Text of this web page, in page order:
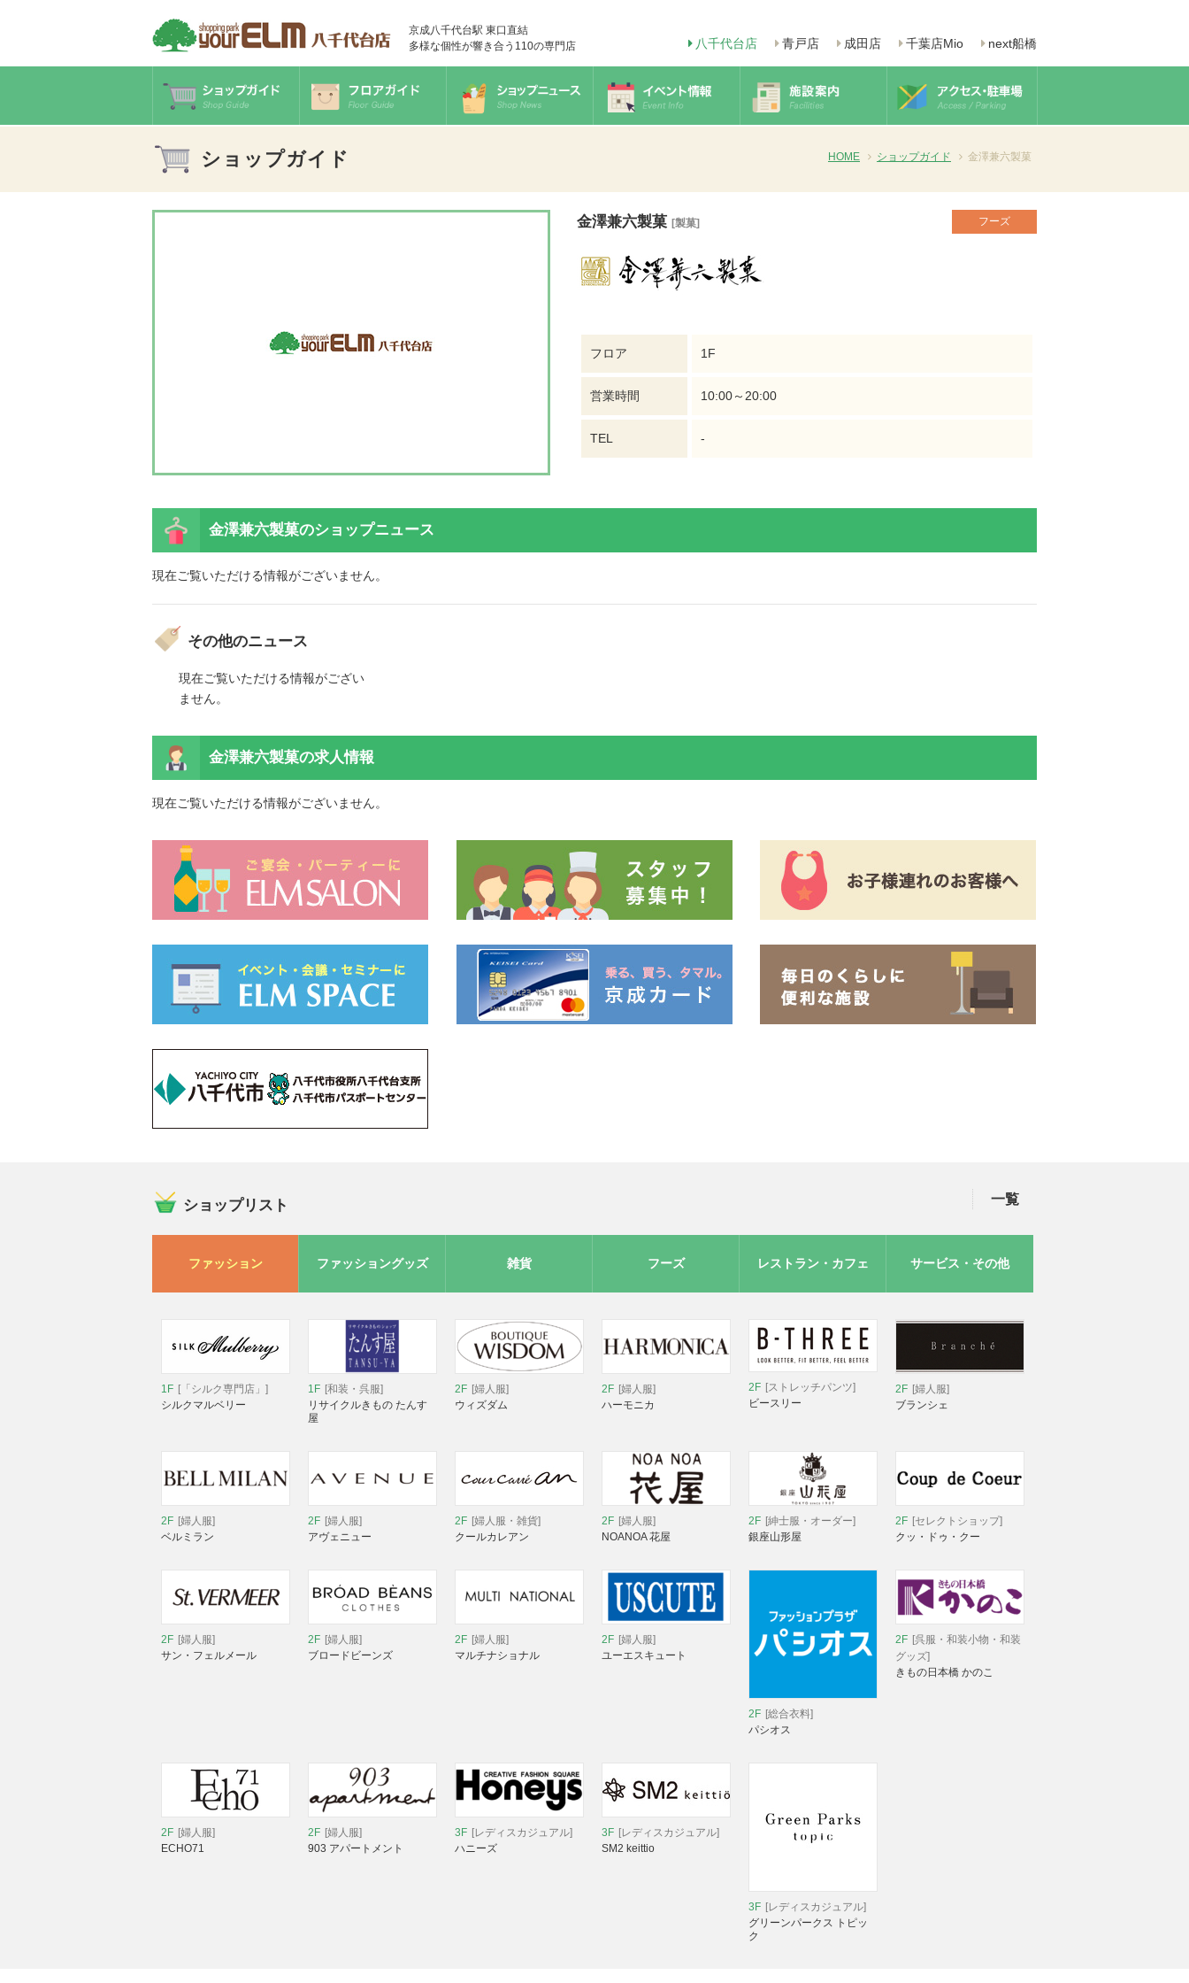
京成八千代台駅 東口直結
多様な個性が響き合う110の専門店
next船橋
千葉店Mio
成田店
青戸店
八千代台店
ショップガイド HOME ショップガイド 金澤兼六製菓
金澤兼六製菓 [製菓] フーズ
フロア 1F
営業時間 10:00～20:00
TEL -
金澤兼六製菓のショップニュース
現在ご覧いただける情報がございません。
その他のニュース
現在ご覧いただける情報がござい
ません。
金澤兼六製菓の求人情報
現在ご覧いただける情報がございません。
ショップリスト 一覧
ファッション ファッショングッズ 雑貨 フーズ レストラン・カフェ サービス・その他
1F [「シルク専門店」]
シルクマルベリー
1F [和装・呉服]
リサイクルきもの たんす
屋
2F [婦人服]
ウィズダム
2F [婦人服]
ハーモニカ
2F [ストレッチパンツ]
ビースリー
2F [婦人服]
ブランシェ
2F [婦人服]
ベルミラン
2F [婦人服]
アヴェニュー
2F [婦人服・雑貨]
クールカレアン
2F [婦人服]
NOANOA 花屋
2F [紳士服・オーダー]
銀座山形屋
2F [セレクトショップ]
クッ・ドゥ・クー
2F [婦人服]
サン・フェルメール
2F [婦人服]
ブロードビーンズ
2F [婦人服]
マルチナショナル
2F [婦人服]
ユーエスキュート
2F [総合衣料]
パシオス
2F [呉服・和装小物・和装
グッズ]
きもの日本橋 かのこ
2F [婦人服]
ECHO71
2F [婦人服]
903 アパートメント
3F [レディスカジュアル]
ハニーズ
3F [レディスカジュアル]
SM2 keittio
3F [レディスカジュアル]
グリーンパークス トピッ
ク